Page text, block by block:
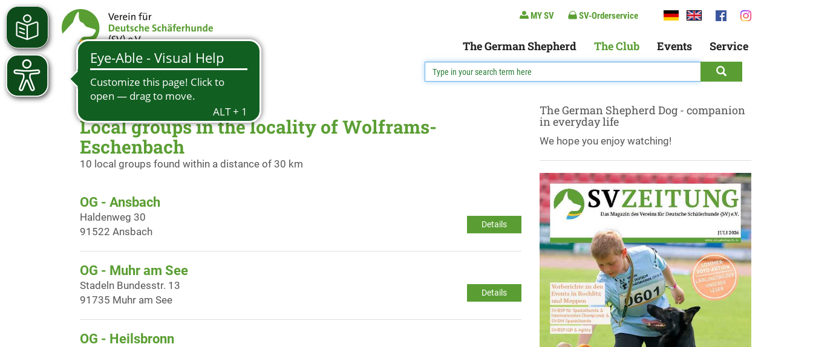
MY SV SV-Orderservice
The German Shepherd The Club Events Service
Local groups in the locality of Wolframs-
Eschenbach
10 local groups found within a distance of 30 km
OG - Ansbach
Details
Haldenweg 30
91522 Ansbach
OG - Muhr am See
Details
Stadeln Bundesstr. 13
91735 Muhr am See
OG - Heilsbronn
The German Shepherd Dog - companion
in everyday life
We hope you enjoy watching!